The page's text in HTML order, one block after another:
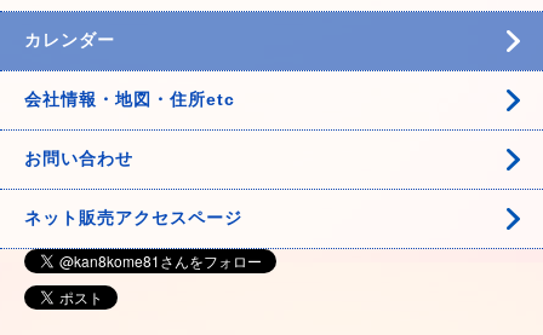
カレンダー
会社情報・地図・住所etc
お問い合わせ
ネット販売アクセスページ